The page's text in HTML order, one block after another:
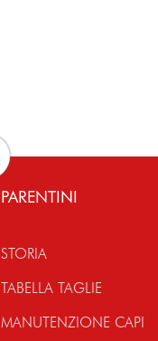
PARENTINI
STORIA
TABELLA TAGLIE
MANUTENZIONE CAPI